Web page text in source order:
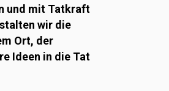
und mit Tatkraft
wir die
Ort, der
Ideen in die Tat